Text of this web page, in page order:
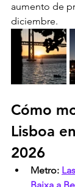
aumento de
diciembre.
Cómo
Lisboa
2026
Metro: